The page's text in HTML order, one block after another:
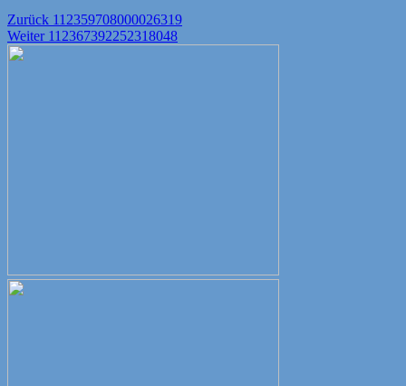
Beitragsnavigation
Zurück Vorheriger
Beitrag:
112359708000026319
Weiter Nächster
112367392252318048